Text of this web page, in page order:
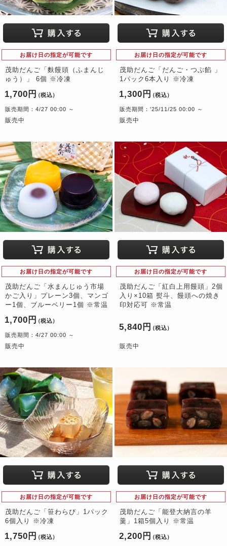
お届け日の指定が可能です
茂助だんご「麩饅頭（ふまんじ
ゅう）」 6個 ※冷凍
1,700円 （税込）
販売期間：4/27 00:00 ～
販売中
お届け日の指定が可能です
茂助だんご「だんご・つぶ餡 」
1パック6本入り ※冷凍
1,300円 （税込）
販売期間：'25/11/25 00:00 ～
販売中
お届け日の指定が可能です
茂助だんご「水まんじゅう市場
かご入り」プレーン3個、マンゴ
ー1個、ブルーベリー1個 ※常温
1,700円 （税込）
販売期間：4/27 00:00 ～
販売中
お届け日の指定が可能です
茂助だんご「紅白上用饅頭」2個
入り×10箱 熨斗、饅頭への焼き
印対応可 ※常温
5,840円 （税込）
販売中
お届け日の指定が可能です
茂助だんご「笹わらび」1パック
6個入り ※冷凍
1,750円 （税込）
お届け日の指定が可能です
茂助だんご「能登大納言の羊
羹」1箱5個入り ※常温
2,200円 （税込）